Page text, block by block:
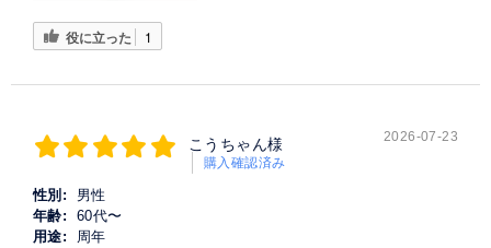
役に立った 1
こうちゃん様
購入確認済み
2026-07-23
性別:
男性
年齢:
60代〜
用途:
周年